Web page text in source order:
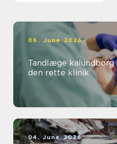
06. June 2026
Tandlæge kalundborg sådan vælger du
den rette klinik
04. June 2026